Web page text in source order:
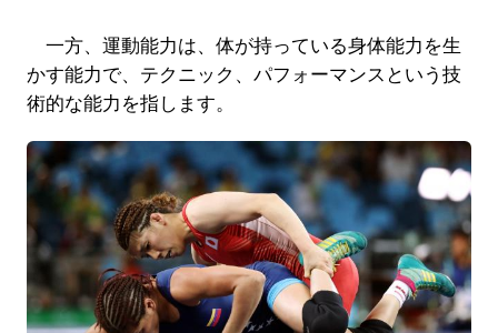
一方、運動能力は、体が持っている身体能力を生
かす能力で、テクニック、パフォーマンスという技
術的な能力を指します。